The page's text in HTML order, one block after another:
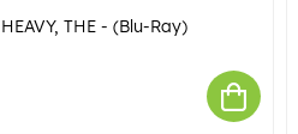
HEAVY, THE - (Blu-Ray)